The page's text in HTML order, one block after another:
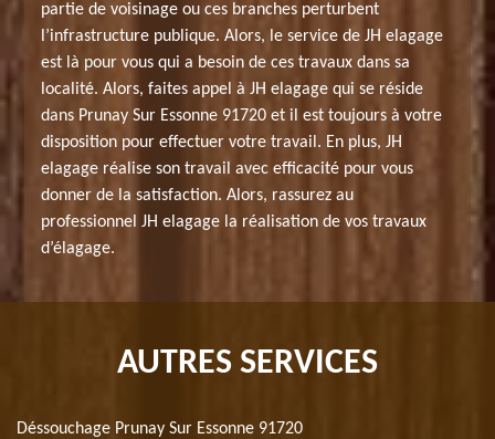
partie de voisinage ou ces branches perturbent
l’infrastructure publique. Alors, le service de JH elagage
est là pour vous qui a besoin de ces travaux dans sa
localité. Alors, faites appel à JH elagage qui se réside
dans Prunay Sur Essonne 91720 et il est toujours à votre
disposition pour effectuer votre travail. En plus, JH
elagage réalise son travail avec efficacité pour vous
donner de la satisfaction. Alors, rassurez au
professionnel JH elagage la réalisation de vos travaux
d’élagage.
AUTRES SERVICES
Déssouchage Prunay Sur Essonne 91720